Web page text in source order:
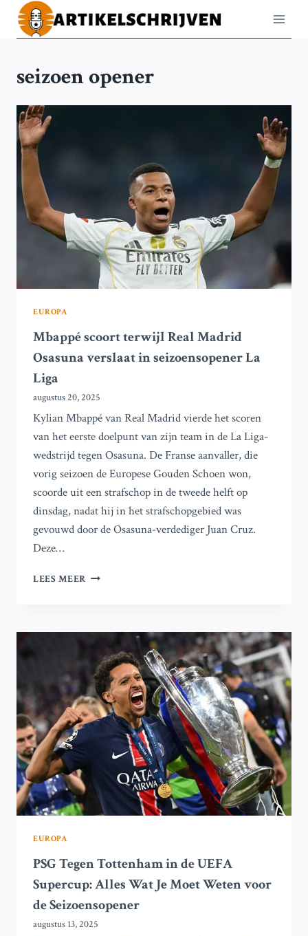
Doorgaan
naar
seizoen opener
EUROPA
Mbappé scoort terwijl Real Madrid
Osasuna verslaat in seizoensopener La
Liga
augustus 20, 2025
Kylian Mbappé van Real Madrid vierde het scoren
van het eerste doelpunt van zijn team in de La Liga-
wedstrijd tegen Osasuna. De Franse aanvaller, die
vorig seizoen de Europese Gouden Schoen won,
scoorde uit een strafschop in de tweede helft op
dinsdag, nadat hij in het strafschopgebied was
gevouwd door de Osasuna-verdediger Juan Cruz.
Deze…
LEES MEER MBAPPÉ
MADRID
OSASUNA
VERSLAAT
IN
SEIZOENSOPENER
LA
LIGA
EUROPA
PSG Tegen Tottenham in de UEFA
Supercup: Alles Wat Je Moet Weten voor
de Seizoensopener
augustus 13, 2025